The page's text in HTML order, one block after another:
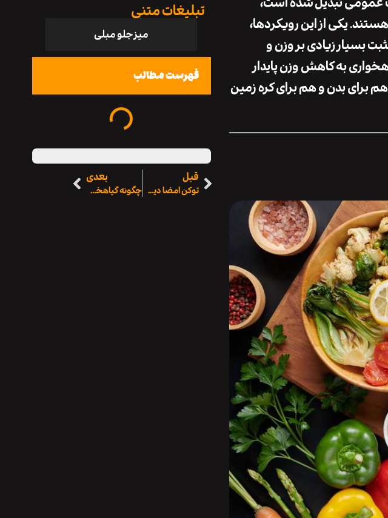
یکی از این رویکردها،
بسیار زیادی بر وزن و
به کاهش وزن پایدار
برای بدن و هم برای کره زمین
تبلیغات متنی
میز جلو مبلی
فهرست مطالب
قبل
توکن امضا دیجیتال چیست
بعدی
چگونه گیاهخواری باعث کاهش وزن پایدار می‌شود؟